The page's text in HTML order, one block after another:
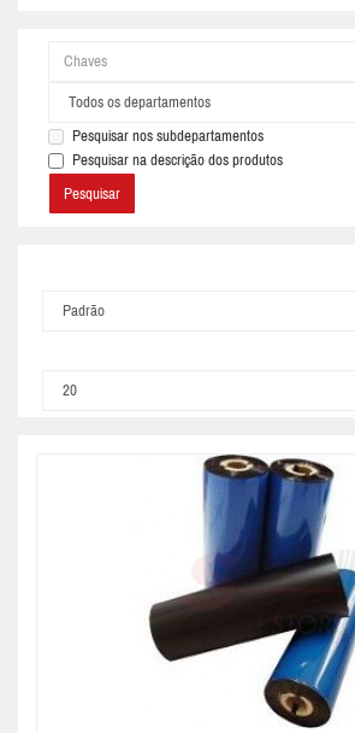
Pesquisar nos subdepartamentos
Pesquisar na descrição dos produtos